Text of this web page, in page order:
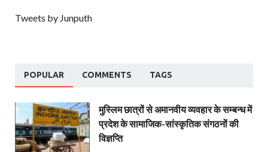
Tweets by Junputh
POPULAR COMMENTS TAGS
मुस्लिम छात्रों से अमानवीय व्यवहार के सम्बन्ध में
प्रदेश के सामाजिक-सांस्कृतिक संगठनों की
विज्ञप्ति